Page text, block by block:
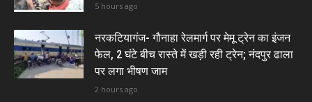
5 hours ago
नरकटियागंज- गौनाहा रेलमार्ग पर मेमू ट्रेन का इंजन
फेल, 2 घंटे बीच रास्ते में खड़ी रही ट्रेन; नंदपुर ढाला
पर लगा भीषण जाम
2 hours ago